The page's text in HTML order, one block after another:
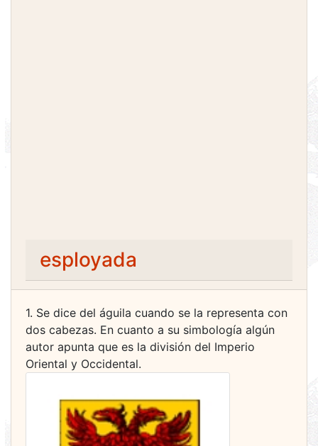
esployada
1. Se dice del águila cuando se la representa con
dos cabezas. En cuanto a su simbología algún
autor apunta que es la división del Imperio
Oriental y Occidental.